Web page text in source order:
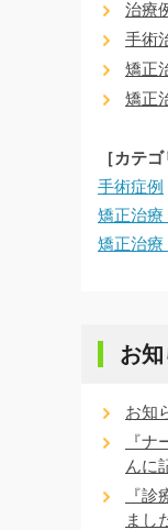
治療
手術
矯正
矯正
［カテゴ
手術症例
矯正治療
矯正治療
お
お知
『
んに
『
まし